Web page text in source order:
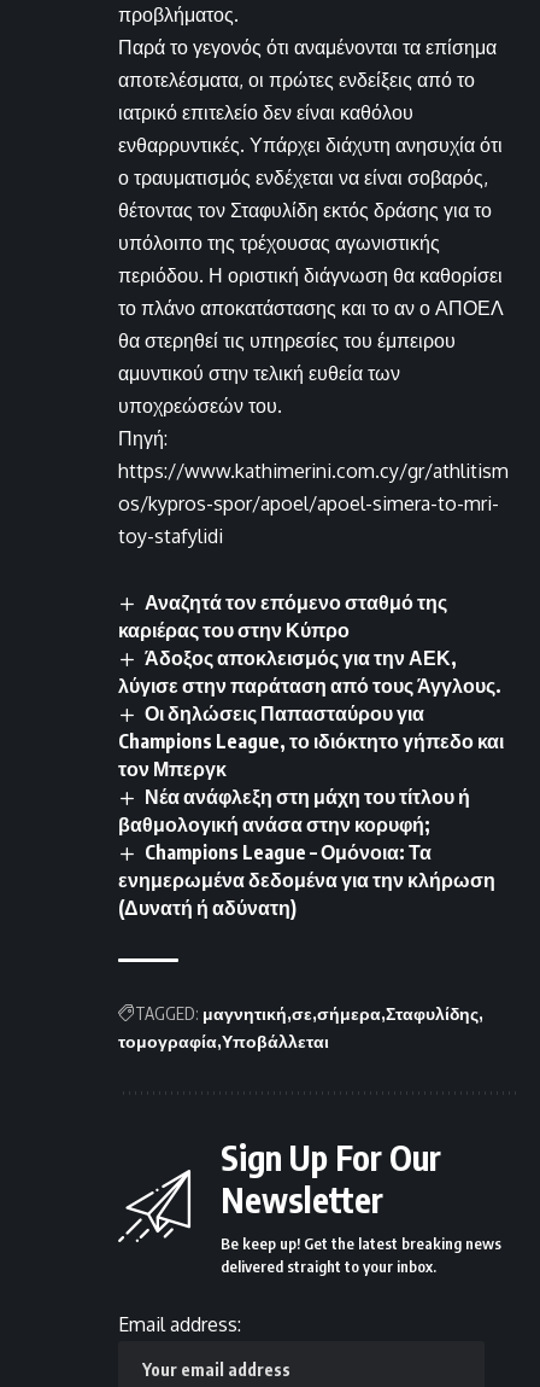
προβλήματος.
Παρά το γεγονός ότι αναμένονται τα επίσημα
αποτελέσματα, οι πρώτες ενδείξεις από το
ιατρικό επιτελείο δεν είναι καθόλου
ενθαρρυντικές. Υπάρχει διάχυτη ανησυχία ότι
ο τραυματισμός ενδέχεται να είναι σοβαρός,
θέτοντας τον Σταφυλίδη εκτός δράσης για το
υπόλοιπο της τρέχουσας αγωνιστικής
περιόδου. Η οριστική διάγνωση θα καθορίσει
το πλάνο αποκατάστασης και το αν ο ΑΠΟΕΛ
θα στερηθεί τις υπηρεσίες του έμπειρου
αμυντικού στην τελική ευθεία των
υποχρεώσεών του.
Πηγή:
https://www.kathimerini.com.cy/gr/athlitism
os/kypros-spor/apoel/apoel-simera-to-mri-
toy-stafylidi
Αναζητά τον επόμενο σταθμό της
καριέρας του στην Κύπρο
Άδοξος αποκλεισμός για την ΑΕΚ,
λύγισε στην παράταση από τους Άγγλους.
Οι δηλώσεις Παπασταύρου για
Champions League, το ιδιόκτητο γήπεδο και
τον Μπεργκ
Νέα ανάφλεξη στη μάχη του τίτλου ή
βαθμολογική ανάσα στην κορυφή;
Champions League – Ομόνοια: Τα
ενημερωμένα δεδομένα για την κλήρωση
(Δυνατή ή αδύνατη)
TAGGED: μαγνητική σε σήμερα Σταφυλίδης
τομογραφία Υποβάλλεται
Sign Up For Our
Newsletter
Be keep up! Get the latest breaking news
delivered straight to your inbox.
Email address: